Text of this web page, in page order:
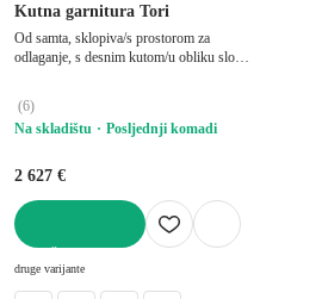
Kutna garnitura Tori
Od samta, sklopiva/s prostorom za
odlaganje, s desnim kutom/u obliku slova
cm, dubina sjedala 60 cm
(6)
Na skladištu
Posljednji komadi
2 627 €
druge varijante